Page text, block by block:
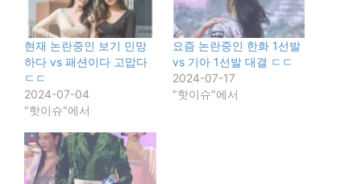
현재 논란중인 보기 민망
하다 vs 패션이다 고맙다
ㄷㄷ
2024-07-04
"핫이슈"에서
요즘 논란중인 한화 1선발
vs 기아 1선발 대결 ㄷㄷ
2024-07-17
"핫이슈"에서